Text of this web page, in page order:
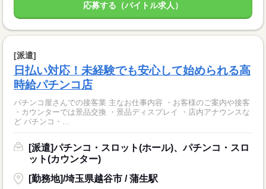
応募する（バイトル求人）
[派遣]
日払い対応！未経験でも安心して始められる高
時給パチンコ店
パチンコ屋さんでの接客業 主なお仕事内容 ・お客様のご案内や接客
・カウンターでは景品交換 ・景品ディスプレイ ・店内アナウンスな
ど パチンコ・...
[派遣]パチンコ・スロット(ホール)、パチンコ・スロ
ット(カウンター)
[勤務地]/埼玉県越谷市 / 蒲生駅